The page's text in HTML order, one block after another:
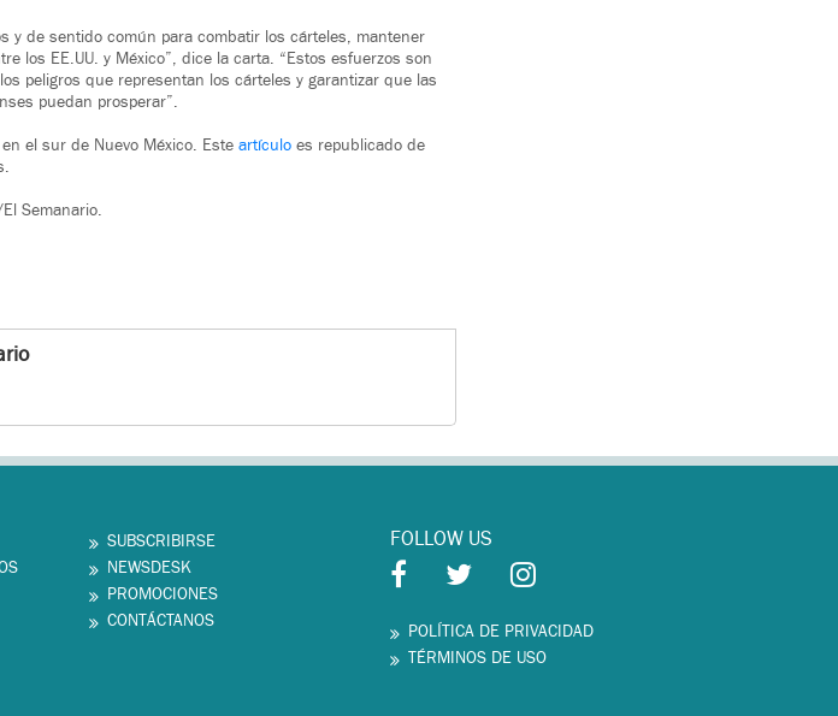
y de sentido común para combatir los cárteles, mantener
los EE.UU. y México”, dice la carta. “Estos esfuerzos son
peligros que representan los cárteles y garantizar que las
puedan prosperar”.
el sur de Nuevo México. Este artículo es republicado de
Semanario.
SUBSCRIBIRSE
NEWSDESK
PROMOCIONES
CONTÁCTANOS
FOLLOW US
POLÍTICA DE PRIVACIDAD
TÉRMINOS DE USO